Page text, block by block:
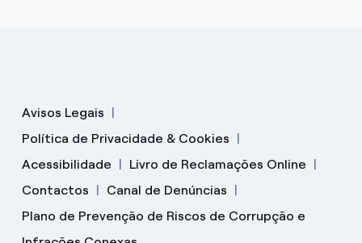
Avisos Legais
Política de Privacidade & Cookies
Acessibilidade
Livro de Reclamações Online
Contactos
Canal de Denúncias
Plano de Prevenção de Riscos de Corrupção e